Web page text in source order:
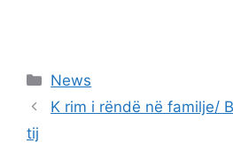
Categories
News
K rim i rëndë në familje/
tij